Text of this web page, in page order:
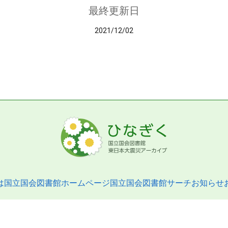
最終更新日
2021/12/02
国立国会図書館ホームページ国立国会図書館サーチお知らせ